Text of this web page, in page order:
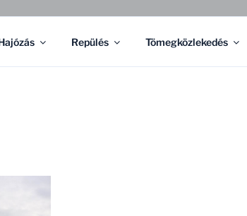
Repülés Tömegközlekedés